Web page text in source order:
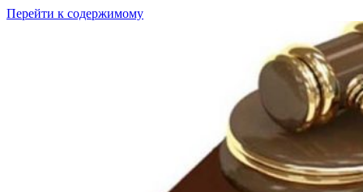
Перейти к содержимому